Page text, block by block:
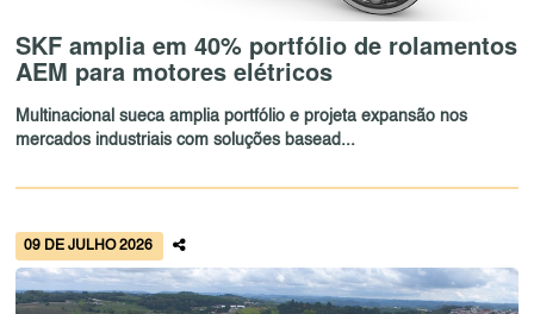
SKF amplia em 40% portfólio de rolamentos
AEM para motores elétricos
Multinacional sueca amplia portfólio e projeta expansão nos
mercados industriais com soluções basead...
09 DE JULHO 2026